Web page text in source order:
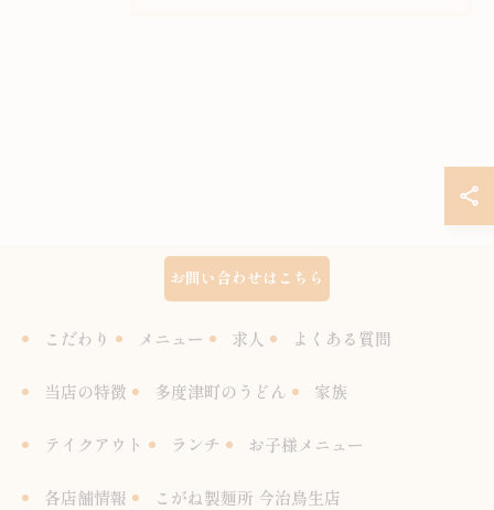
お問い合わせはこちら
こだわり メニュー 求人 よくある質問
当店の特徴 多度津町のうどん 家族
テイクアウト ランチ お子様メニュー
各店舗情報 こがね製麺所 今治鳥生店